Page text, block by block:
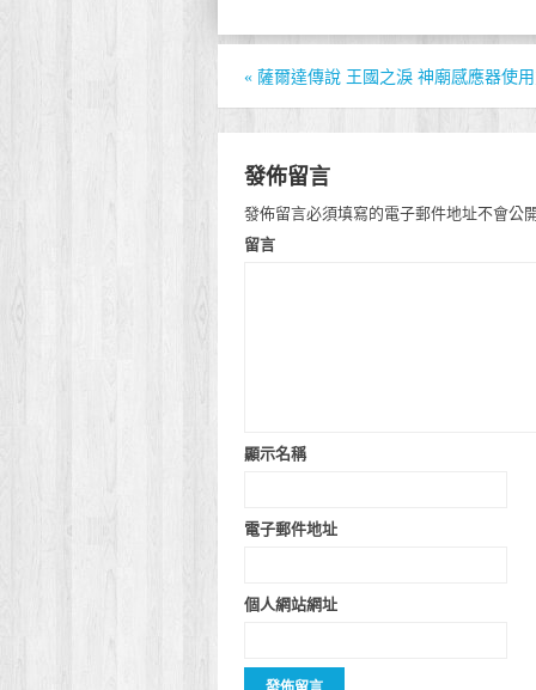
«薩爾達傳說 王國之淚 神廟感應器使
發佈留言
發佈留言必須填寫的電子郵件地址不會公
留言
顯示名稱
電子郵件地址
個人網站網址